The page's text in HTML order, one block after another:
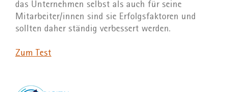
das Unternehmen selbst als auch für seine
Mitarbeiter/innen sind sie Erfolgsfaktoren und
sollten daher ständig verbessert werden.
Zum Test